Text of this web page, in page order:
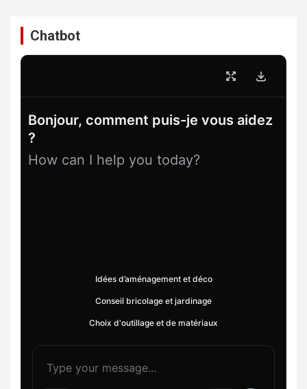
Chatbot
Bonjour, comment puis-je vous aidez
?
How can I help you today?
Idées d’aménagement et déco
Conseil bricolage et jardinage
Choix d'outillage et de matériaux